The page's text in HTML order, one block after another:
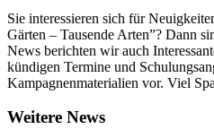
Sie interessieren sich für
Gärten – Tausende Arten”? Dann
News berichten wir auch
kündigen Termine und
Kampagnenmaterialien vor. Viel
Weitere News